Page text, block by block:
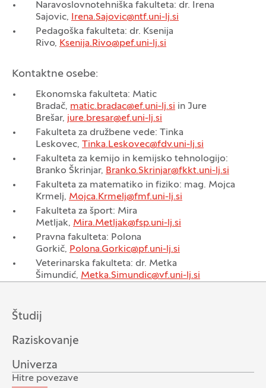
Naravoslovnotehniška fakulteta: dr. Irena
Sajovic,
Irena.Sajovic@ntf.uni-lj.si
Pedagoška fakulteta: dr. Ksenija
Rivo, Ksenija.Rivo@pef.uni-lj.si
Kontaktne osebe:
Ekonomska fakulteta: Matic
Bradač, matic.bradac@ef.uni-lj.si in Jure
Brešar, jure.bresar@ef.uni-lj.si
Fakulteta za družbene vede: Tinka
Leskovec, Tinka.Leskovec@fdv.uni-lj.si
Fakulteta za kemijo in kemijsko tehnologijo:
Branko Škrinjar, Branko.Skrinjar@fkkt.uni-lj.si
Fakulteta za matematiko in fiziko: mag. Mojca
Krmelj, Mojca.Krmelj@fmf.uni-lj.si
Fakulteta za šport: Mira
Metljak, Mira.Metljak@fsp.uni-lj.si
Pravna fakulteta: Polona
Gorkič, Polona.Gorkic@pf.uni-lj.si
Veterinarska fakulteta: dr. Metka
Šimundić, Metka.Simundic@vf.uni-lj.si
Študij
Raziskovanje
Univerza
Hitre povezave